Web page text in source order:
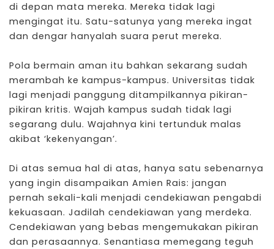
di depan mata mereka. Mereka tidak lagi
mengingat itu. Satu-satunya yang mereka ingat
dan dengar hanyalah suara perut mereka.
Pola bermain aman itu bahkan sekarang sudah
merambah ke kampus-kampus. Universitas tidak
lagi menjadi panggung ditampilkannya pikiran-
pikiran kritis. Wajah kampus sudah tidak lagi
segarang dulu. Wajahnya kini tertunduk malas
akibat ‘kekenyangan’.
Di atas semua hal di atas, hanya satu sebenarnya
yang ingin disampaikan Amien Rais: jangan
pernah sekali-kali menjadi cendekiawan pengabdi
kekuasaan. Jadilah cendekiawan yang merdeka.
Cendekiawan yang bebas mengemukakan pikiran
dan perasaannya. Senantiasa memegang teguh